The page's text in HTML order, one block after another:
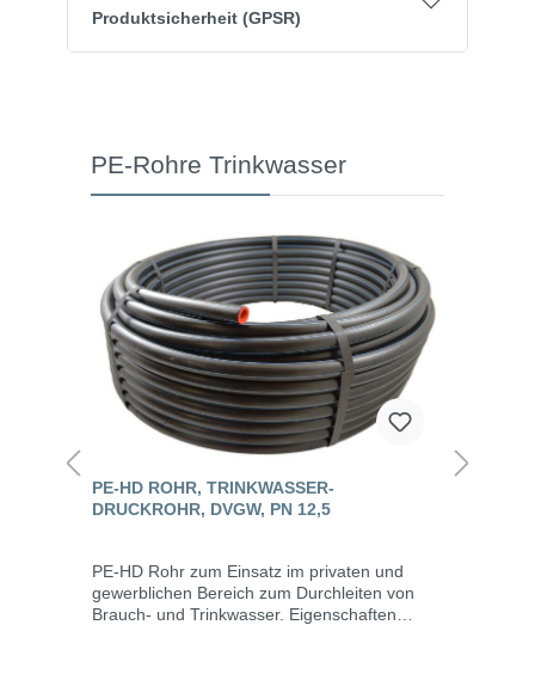
Produktsicherheit (GPSR)
PE-Rohre Trinkwasser
PE-HD ROHR, TRINKWASSER-
DRUCKROHR, DVGW, PN 12,5
PE-HD Rohr zum Einsatz im privaten und
gewerblichen Bereich zum Durchleiten von
Brauch- und Trinkwasser. Eigenschaften